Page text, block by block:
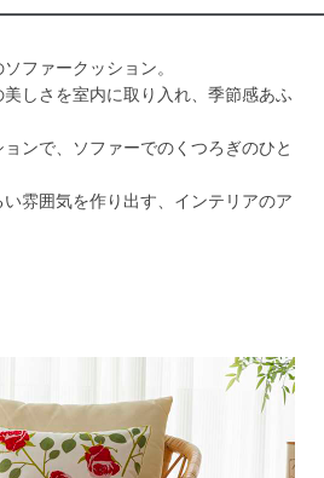
ファークッション。
しさを室内に取り入れ、季節感あふ
ンで、ソファーでのくつろぎのひと
雰囲気を作り出す、インテリアのア